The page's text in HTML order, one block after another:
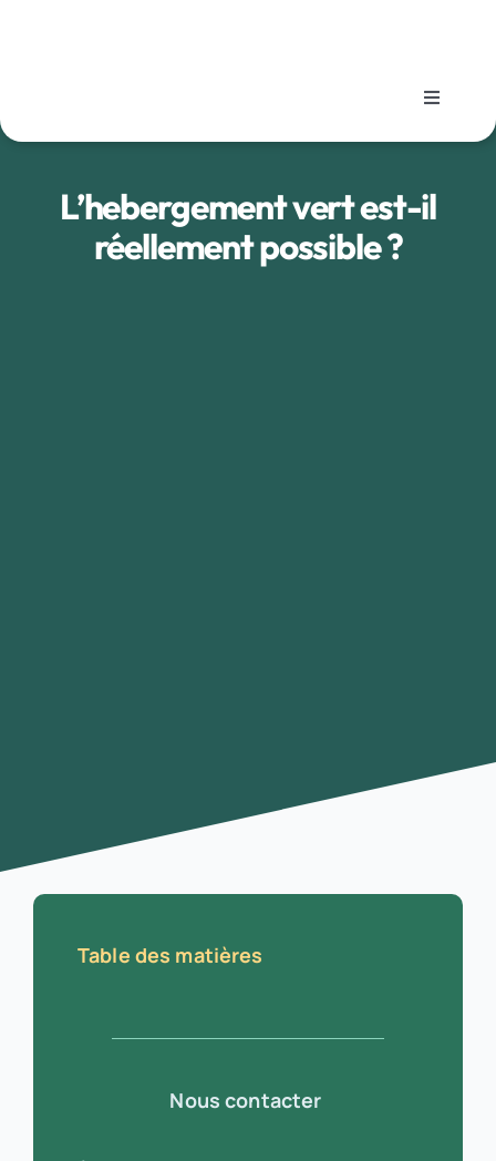
Toggle
Notre démarche
L’hebergement vert est-il
réellement possible ?
Table des matières
Nous contacter